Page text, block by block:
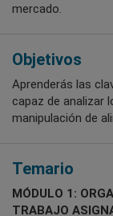
mercado.
Objetivos
Aprenderás las
capaz de analizar
manipulación de
Temario
MÓDULO 1:
TRABAJO